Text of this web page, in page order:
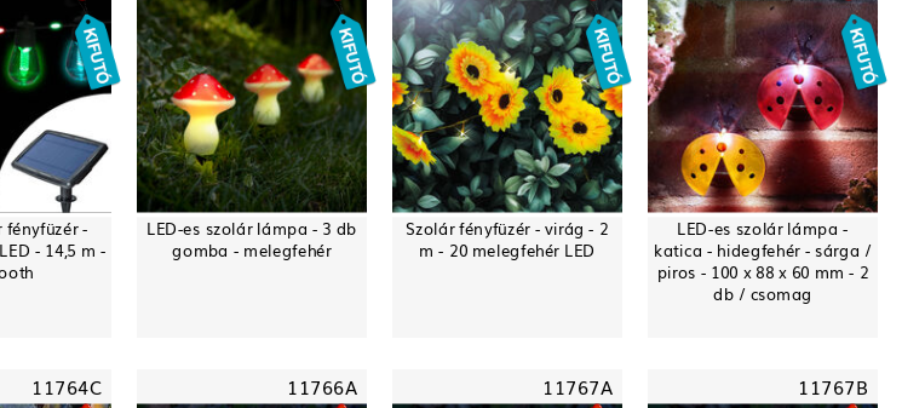
fényfüzér -
- 14,5 m -
LED-es szolár lámpa - 3 db
gomba - melegfehér
Szolár fényfüzér - virág - 2
m - 20 melegfehér LED
LED-es szolár lámpa -
katica - hidegfehér - sárga /
piros - 100 x 88 x 60 mm - 2
db / csomag
11764C 11766A 11767A 11767B